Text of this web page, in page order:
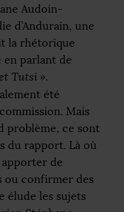
Audoin-
d’Andurain, une
la rhétorique
en parlant de
Tutsi ».
été
Mais
problème, ce sont
du rapport. Là où
de
ou confirmer des
élude les sujets